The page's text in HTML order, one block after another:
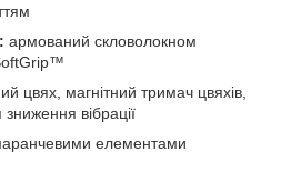
армований скловолокном
цвях, магнітний тримач цвяхів,
вібрації
елементами